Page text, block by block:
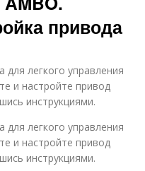
привода
для легкого управления
и настройте привод
инструкциями.
для легкого управления
и настройте привод
инструкциями.